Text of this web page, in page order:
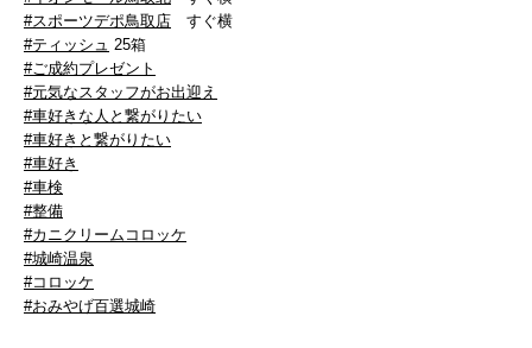
#スポーツデポ鳥取店 すぐ横
#ティッシュ 25箱
#ご成約プレゼント
#元気なスタッフがお出迎え
#車好きな人と繋がりたい
#車好きと繋がりたい
#車好き
#車検
#整備
#カニクリームコロッケ
#城崎温泉
#コロッケ
#おみやげ百選城崎